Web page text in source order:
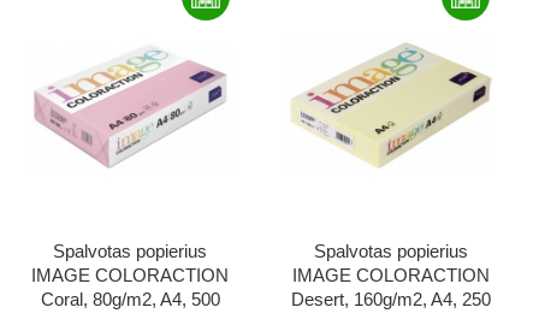
Spalvotas popierius
IMAGE COLORACTION
Coral, 80g/m2, A4, 500
Spalvotas popierius
IMAGE COLORACTION
Desert, 160g/m2, A4, 250